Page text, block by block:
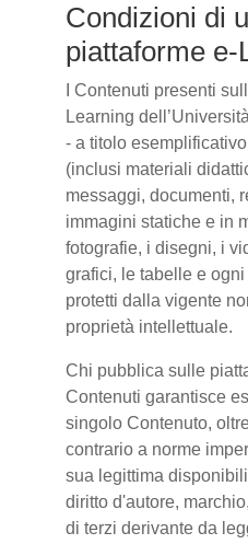
Condizioni di
piattaforme e-
I Contenuti presenti
Learning
- a titolo
(inclusi materiali
messaggi, documenti,
immagini statiche e in
fotografie, i disegni, i
grafici, le tabelle e
protetti dalla vigente
proprietà intellettuale.
Chi pubblica sulle
Contenuti garantisce
singolo Contenuto,
contrario a norme
sua legittima
diritto d'autore,
di terzi derivante da